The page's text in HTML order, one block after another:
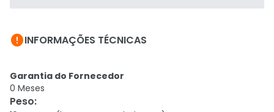
INFORMAÇÕES TÉCNICAS
Garantia do Fornecedor
0 Meses
Peso: